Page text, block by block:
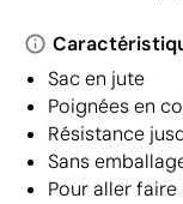
Sac en jute
Poignées en
Résistance
Sans
Pour aller